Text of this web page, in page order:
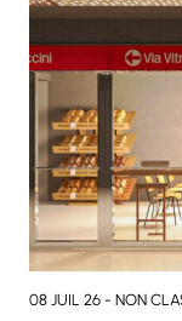
08 JUIL 26 - NON